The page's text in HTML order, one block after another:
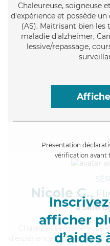
Chaleureuse, soigneuse
d'expérience et possède
(AS). Maitrisant bien
maladie d'alzheimer,
lessive/repassage,
Présentation
vérification avant
afficher
d’aides
Nicole G.,
à 5km
, généreuse
d'expérience et possède